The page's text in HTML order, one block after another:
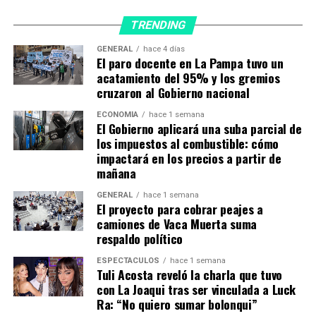
de cuatro meses, especialmente a mayores de 50 años
TEMAS RELACIONADOS: CASOS
COVIDA
TRANSPORTE PÚBLICO
USO DE TAPABOCA
Brighton, refugio de abejas: así serán los ladrillos de
sus nuevos edificios
NO TE PIERDAS
«Argentina, 1985» suma tres nuevos premios, ahora en
Festival de La Habana
TRENDING
GENERAL hace 4 días
El paro docente en La Pampa tuvo un
acatamiento del 95% y los gremios
cruzaron al Gobierno nacional
ECONOMÍA hace 1 semana
El Gobierno aplicará una suba parcial de
los impuestos al combustible: cómo
impactará en los precios a partir de
mañana
GENERAL hace 1 semana
El proyecto para cobrar peajes a
camiones de Vaca Muerta suma
respaldo político
ESPECTÁCULOS hace 1 semana
Tuli Acosta reveló la charla que tuvo
con La Joaqui tras ser vinculada a Luck
Ra: “No quiero sumar bolonqui”